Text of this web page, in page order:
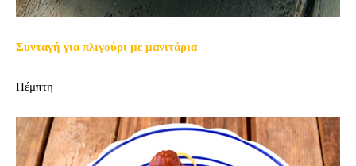
Συνταγή για πλιγούρι με μανιτάρια
Πέμπτη